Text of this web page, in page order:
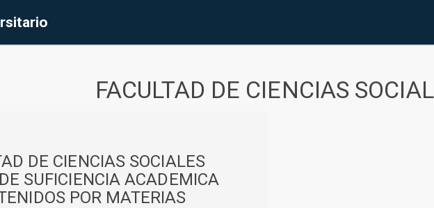
FACULTAD DE CIENCIAS
DE CIENCIAS SOCIALES
SUFICIENCIA ACADEMICA
POR MATERIAS